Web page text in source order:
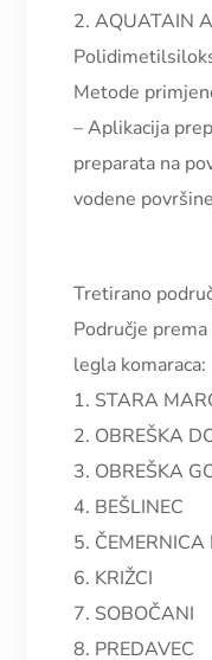
2. AQUATAIN
Metode
– Aplikacija
preparata na
vodene
Tretirano
Područje
legla komaraca:
1. STARA
2. OBREŠKA
3. OBREŠKA
4. BEŠLINEC
5. ČEMERNICA
6. KRIŽCI
7. SOBOČANI
8. PREDAVEC